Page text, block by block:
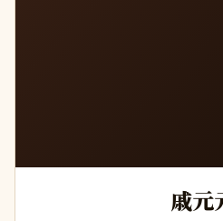
戚元